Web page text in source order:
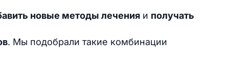
новые методы лечения и получать
. Мы подобрали такие комбинации